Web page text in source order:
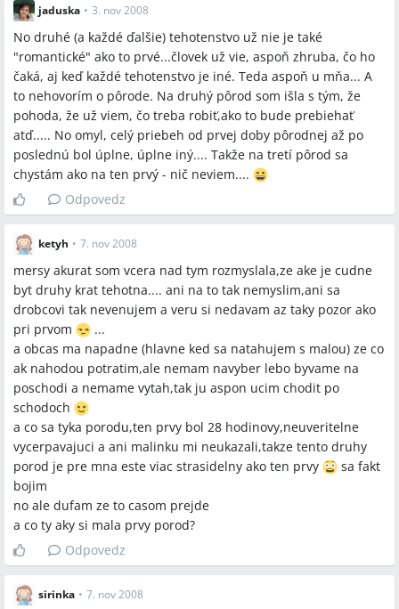
„ubehne rýchlejšie“, majú menej času na starostlivosť o bruško
a menej stresu z testov; niektoré hlásili viac nevoľností, iné
menej.
Q:Kedy sa cítia prvé pohyby plodu vo druhom tehotenstve?
A:Viaceré ženy uviedli prvé pohyby okolo 21.–22. tt; jedna žena
cítila pohyby už v 18. tt.
Q:Býva druhý pôrod rýchlejší alebo ľahší?
A:Názory sa líšia; v diskusii sú príklady prvého pôrodu 28
hodín, iný prvý porod 12 hodín a prípad veľmi rýchleho porodu
s narodením o 16:05 po príchode na Kramare, takže výsledok je
individuálny.
Kedy plánovať cisársky rez pri druhom dieťati?
A:
Niektoré matky plánujú opakovaný cisársky rez na základe
predchádzajúceho cisárskeho rezu; jedna žena explicitne
uviedla, že pri prvom pôrode mala cisársky a chce ho aj pri
druhom.
Q:Ako dlho ženy dojčili prvé dieťa a aké sú plány pri druhom?
A:Uvádzané dĺžky dojčenia v diskusii boli 3 mesiace, 6
mesiacov, 13 mesiacov a 18 mesiacov; niektoré ženy plánujú
dojčiť aj druhé dieťa, iné očakávajú kratšie obdobie.
Q:Aké zdravotné obavy sa pri druhom tehotenstve často
spomínajú?
A:V diskusii sa spomínali toxoplazmóza (strach na začiatku
tehotenstva), riziko predčasných kontrakcií (kontrakcie
spomenuté v 33. tt) a logistické problémy pri starostlivosti o
dieťa (napr. bývanie bez výťahu).
jaduska • 3. nov 2008
No druhé (a každé ďalšie) tehotenstvo už nie je také
"romantické" ako to prvé...človek už vie, aspoň zhruba, čo ho
čaká, aj keď každé tehotenstvo je iné. Teda aspoň u mňa... A
to nehovorím o pôrode. Na druhý pôrod som išla s tým, že
pohoda, že už viem, čo treba robiť,ako to bude prebiehať
atď..... No omyl, celý priebeh od prvej doby pôrodnej až po
poslednú bol úplne, úplne iný.... Takže na tretí pôrod sa
chystám ako na ten prvý - nič neviem....
Odpovedz
ketyh • 7. nov 2008
mersy akurat som vcera nad tym rozmyslala,ze ake je cudne
byt druhy krat tehotna.... ani na to tak nemyslim,ani sa
drobcovi tak nevenujem a veru si nedavam az taky pozor ako
pri prvom
...
a obcas ma napadne (hlavne ked sa natahujem s malou) ze co
ak nahodou potratim,ale nemam navyber lebo byvame na
poschodi a nemame vytah,tak ju aspon ucim chodit po
schodoch
a co sa tyka porodu,ten prvy bol 28 hodinovy,neuveritelne
vycerpavajuci a ani malinku mi neukazali,takze tento druhy
porod je pre mna este viac strasidelny ako ten prvy
sa fakt
bojim
no ale dufam ze to casom prejde
a co ty aky si mala prvy porod?
Odpovedz
sirinka • 7. nov 2008